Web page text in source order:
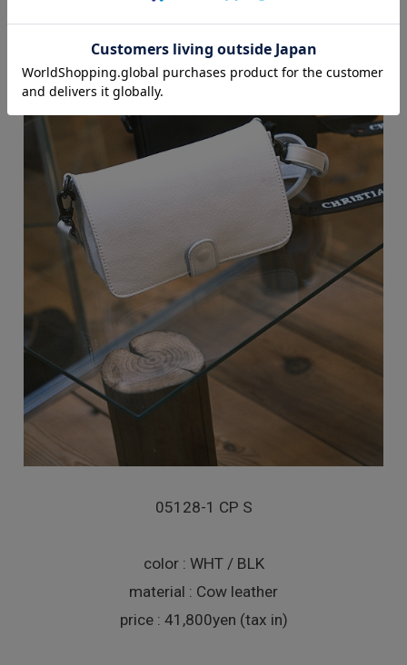
05128-1 CP S
color : WHT / BLK
material : Cow leather
price : 41,800yen (tax in)